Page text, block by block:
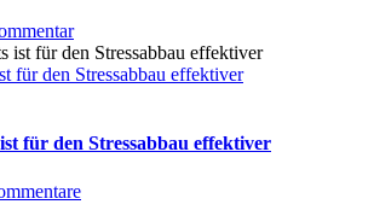
für den Stressabbau effektiver
für den Stressabbau effektiver